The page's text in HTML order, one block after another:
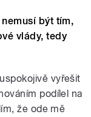
být tím,
vlády, tedy
vyřešit
podílel na
že ode mě